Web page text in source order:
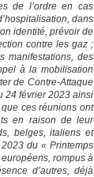
de l’ordre en cas
dans
identité, prévoir de
contre les gaz ;
manifestations, des
à la mobilisation
de Contre-Attaque
24 février 2023 ainsi
ces réunions ont
en raison de leur
belges, italiens et
du « Printemps
rompus à
d’autres, déjà